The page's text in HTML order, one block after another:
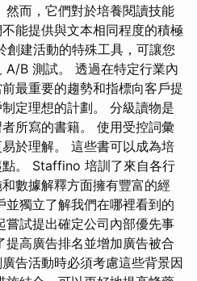
而，它們對於培養閱讀技能
能提供與文本相同程度的積極
建活動的特殊工具，可讓您
A/B 測試。 透過在特定行業內
最重要的趨勢和指標向客戶提
定理想的計劃。 分級讀物是
所寫的書籍。 使用受控詞彙
於理解。 這些書可以成為培
。 Staffino 培訓了來自各行
數據解釋方面擁有豐富的經
獨立了解我們在哪裡看到的
試提出確定公司內部優先事
高廣告排名並增加廣告被合
告活動時必須考慮這些背景因